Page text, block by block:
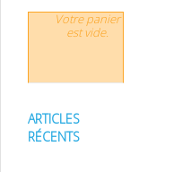
Votre panier
est vide.
ARTICLES
RÉCENTS